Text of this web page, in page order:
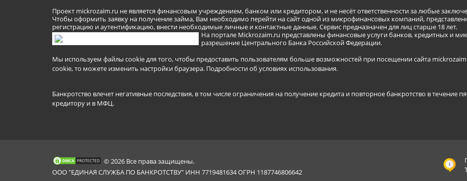
Проект mickrozaim.ru не является финансовым учреждением, банком или кредитором, и не несёт ответственности за любые
Чтобы оформить заявку на получение займа, Вам необходимо перейти на сайт одной из микрофинансовых компаний,
регистрацию и аутентификацию, внести необходимые личные и контактные данные. Сервис предназначен для лиц старше 18 лет.
На портале Mickrozaim.ru представлены финансовые услуги банков, кредитных и
разрешение Центрального Банка Российской Федерации.
Мы используем файлы cookie для того, чтобы предоставить пользователям больше возможностей при посещении сайта
cookie, то можете изменить настройки браузера. Подробности об условиях использования.
Банкротство влечет негативные последствия, в том числе ограничения на получение кредита и повторное банкротство в течение
кредитору и в МФЦ.
© 2026 Все права защищены.
ООО "ЕДИНАЯ СЛУЖБА ПО БАНКРОТСТВУ" ИНН 7719481634 ОГРН 1187746806642